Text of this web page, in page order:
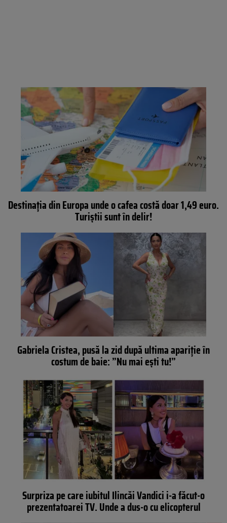
Destinația din Europa unde o cafea costă doar 1,49 euro.
Turiștii sunt în delir!
Gabriela Cristea, pusă la zid după ultima apariție în
costum de baie: ”Nu mai ești tu!”
Surpriza pe care iubitul Ilincăi Vandici i-a făcut-o
prezentatoarei TV. Unde a dus-o cu elicopterul